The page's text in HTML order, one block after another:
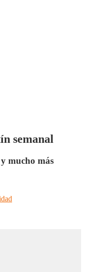
semanal
mucho más